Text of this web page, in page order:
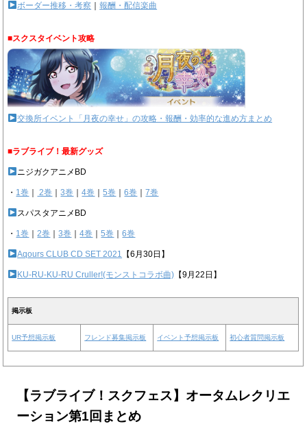
ボーダー推移・考察 ｜報酬・配信楽曲
■スクスタイベント攻略
交換所イベント「月夜の幸せ」の攻略・報酬・効率的な進め方まとめ
■ラブライブ！最新グッズ
ニジガクアニメBD
・ 1巻 2巻 ｜3巻 ｜4巻 ｜5巻 ｜6巻 ｜7巻
スパスタアニメBD
・ 1巻 ｜2巻 ｜3巻 ｜4巻 ｜5巻 ｜6巻
Aqours CLUB CD SET 2021 【6月30日】
KU-RU-KU-RU Cruller!(モンストコラボ曲) 【9月22日】
掲示板
UR予想掲示板 フレンド募集掲示板 イベント予想掲示板 初心者質問掲示板
【ラブライブ！スクフェス】オータムレクリエ
ーション第1回まとめ